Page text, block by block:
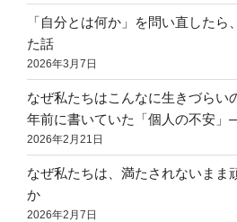
「自分とは何か」を問い直したら
た話
2026年3月7日
なぜ私たちはこんなに生きづら
年前に書いていた「個人の不安
2026年2月21日
なぜ私たちは、満たされないまま
か
2026年2月7日